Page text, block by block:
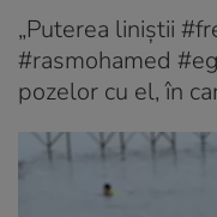
„Puterea liniștii
#rasmohamed
pozelor cu el, în